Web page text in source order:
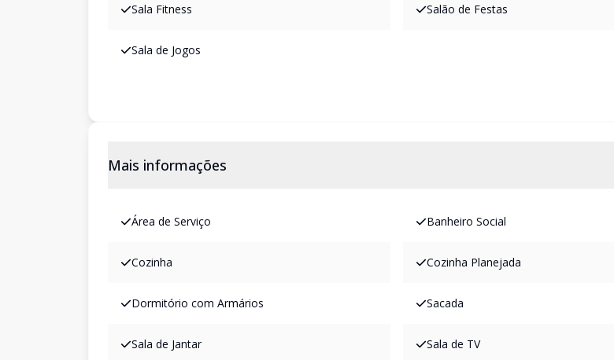
Sala Fitness Salão de Festas
Sala de Jogos
Mais informações
Área de Serviço Banheiro Social
Cozinha Cozinha Planejada
Dormitório com Armários Sacada
Sala de Jantar Sala de TV